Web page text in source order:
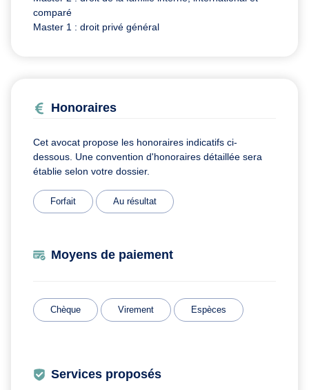
comparé
Master 1 : droit privé général
Honoraires
Cet avocat propose les honoraires indicatifs ci-
dessous. Une convention d'honoraires détaillée sera
établie selon votre dossier.
Forfait Au résultat
Moyens de paiement
Chèque Virement Espèces
Services proposés